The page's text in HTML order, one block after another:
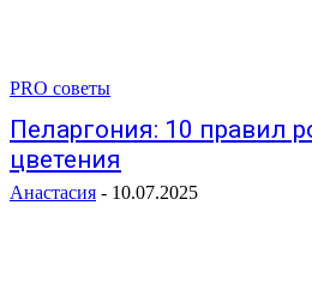
PRO советы
Пеларгония: 10 правил
цветения
Анастасия - 10.07.2025